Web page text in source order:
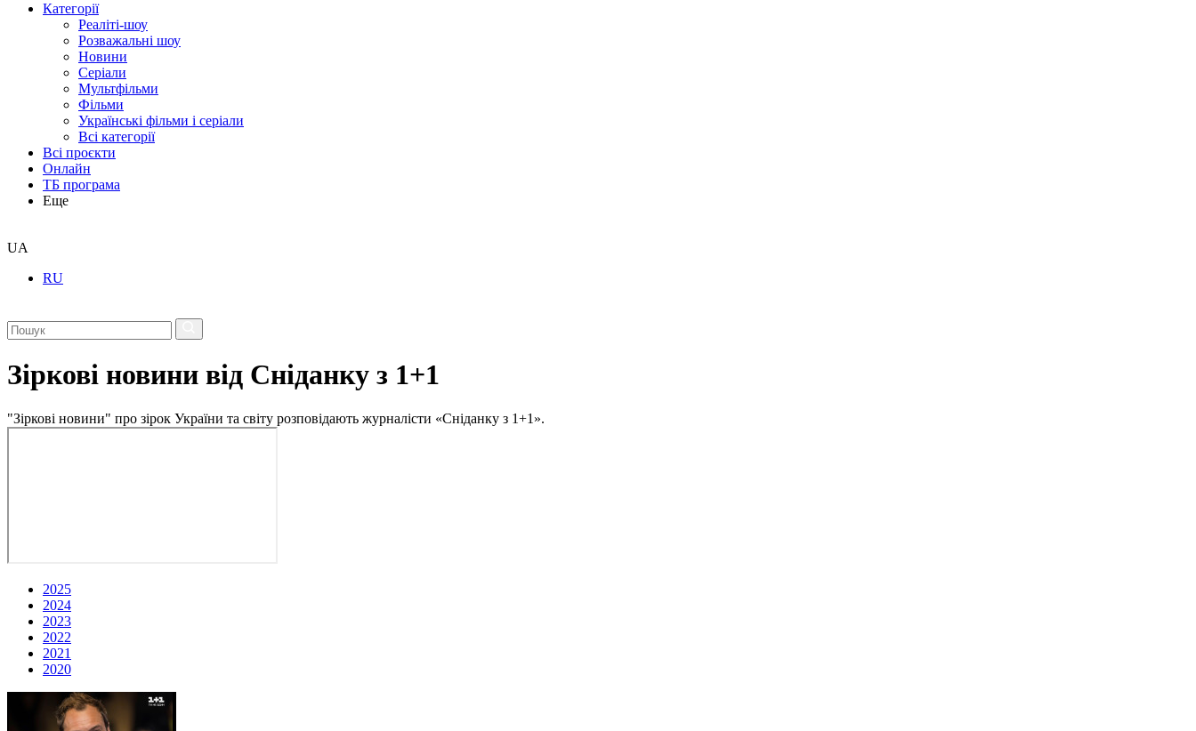
Категорії
Реаліті-шоу
Розважальні шоу
Новини
Серіали
Мультфільми
Фільми
Українські фільми і серіали
Всі категорії
Всі проєкти
Онлайн
ТБ програма
Еще
UA
RU
Зіркові новини від Сніданку з 1+1
"Зіркові новини" про зірок України та світу розповідають журналісти «Сніданку з 1+1».
2025
2024
2023
2022
2021
2020